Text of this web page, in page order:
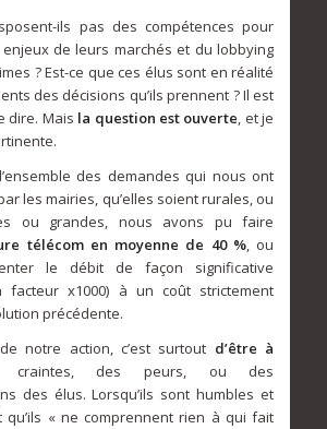
ils pas des compétences pour
de leurs marchés et du lobbying
? Est-ce que ces élus sont en réalité
des décisions qu’ils prennent ? Il est
dire. Mais la question est ouverte, et je
des demandes qui nous ont
les mairies, qu’elles soient rurales, ou
ou grandes, nous avons pu faire
télécom en moyenne de 40 %, ou
le débit de façon significative
facteur x1000) à un coût strictement
précédente.
notre action, c’est surtout d’être à
craintes, des peurs, ou des
des élus. Lorsqu’ils sont humbles et
qu’ils « ne comprennent rien à qui fait